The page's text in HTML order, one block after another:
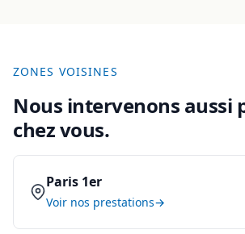
ZONES VOISINES
Nous intervenons aussi
chez vous.
Paris 1er
Voir nos prestations